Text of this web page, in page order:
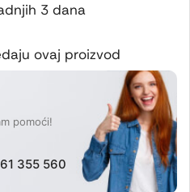
3 dana
ovaj proizvod
pomoći!
355 560